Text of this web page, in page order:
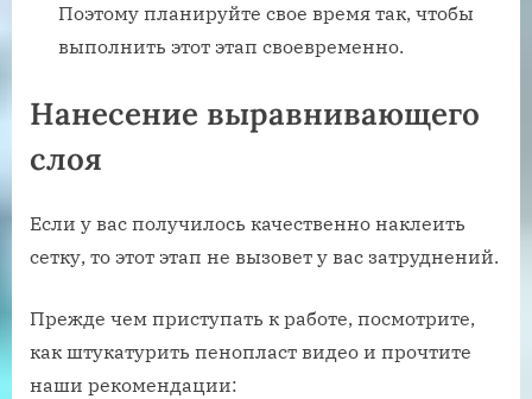
Поэтому планируйте свое время так, чтобы
выполнить этот этап своевременно.
Нанесение выравнивающего
слоя
Если у вас получилось качественно наклеить
сетку, то этот этап не вызовет у вас затруднений.
Прежде чем приступать к работе, посмотрите,
как штукатурить пенопласт видео и прочтите
наши рекомендации: